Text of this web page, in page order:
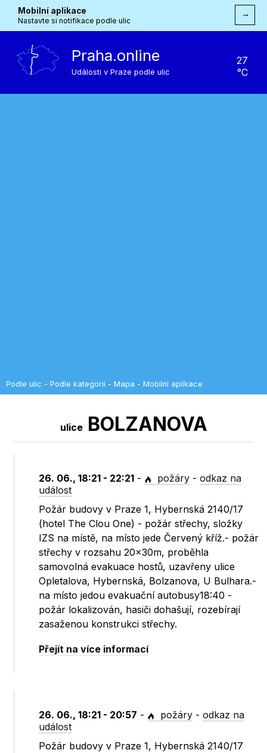
Mobilní aplikace
Nastavte si notifikace podle ulic
→
Praha.online
Události v Praze podle ulic
27
°C
Podle ulic - Podle kategorií - Mapa - Mobilní aplikace
uliceBOLZANOVA
26. 06., 18:21 - 22:21 - požáry -odkaz na
událost
Požár budovy v Praze 1, Hybernská 2140/17
(hotel The Clou One) - požár střechy, složky
IZS na místě, na místo jede Červený kříž.- požár
střechy v rozsahu 20x30m, proběhla
samovolná evakuace hostů, uzavřeny ulice
Opletalova, Hybernská, Bolzanova, U Bulhara.-
na místo jedou evakuační autobusy18:40 -
požár lokalizován, hasiči dohašují, rozebírají
zasaženou konstrukci střechy.
Přejít na více informací
26. 06., 18:21 - 20:57 - požáry -odkaz na
událost
Požár budovy v Praze 1, Hybernská 2140/17